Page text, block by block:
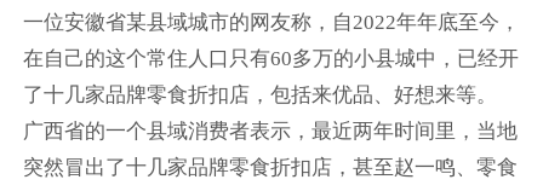
一位安徽省某县域城市的网友称，自2022年年底至今，
在自己的这个常住人口只有60多万的小县城中，已经开
了十几家品牌零食折扣店，包括来优品、好想来等。
广西省的一个县域消费者表示，最近两年时间里，当地
突然冒出了十几家品牌零食折扣店，甚至赵一鸣、零食